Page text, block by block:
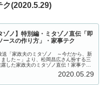
ク(2020.5.29)
ゾノ】特別編・ミタゾノ直伝「即
ースの作り方」・家事テク
送「家政夫のミタゾノ ～今だから、新
した～」より、松岡昌広さん扮する三
した家政夫のミタゾノ直伝！家事テク
2020.05.29